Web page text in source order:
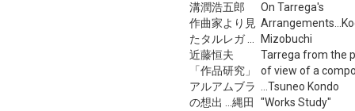
溝潤浩五郎
作曲家より見
たタルレガ ...
近藤恒夫
「作品研究」
アルアムブラ
の想出 ...縄田
On Tarrega's
Mizobuchi
Tarrega from the
of view of a
...Tsuneo Kondo
"Works Study"